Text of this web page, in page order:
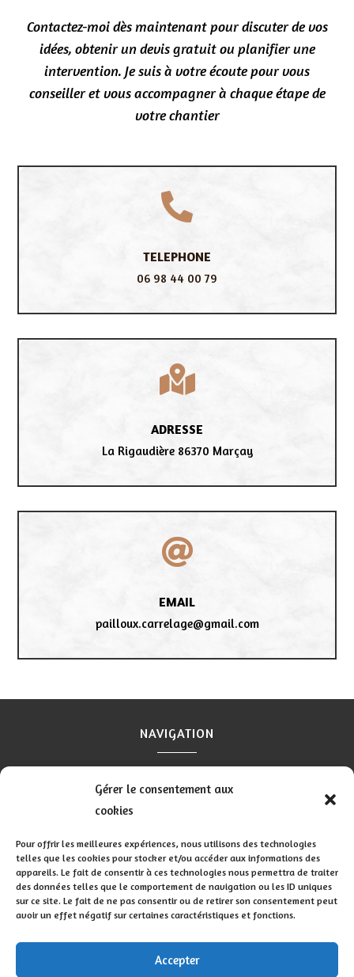
Gérer le consentement aux
cookies
Pour offrir les meilleures expériences, nous utilisons des technologies
telles que les cookies pour stocker et/ou accéder aux informations des
appareils. Le fait de consentir à ces technologies nous permettra de traiter
des données telles que le comportement de navigation ou les ID uniques
sur ce site. Le fait de ne pas consentir ou de retirer son consentement peut
avoir un effet négatif sur certaines caractéristiques et fonctions.
Accepter
Contactez-moi dès maintenant pour discuter de vos
idées, obtenir un devis gratuit ou planifier une
intervention. Je suis à votre écoute pour vous
conseiller et vous accompagner à chaque étape de
votre chantier

TELEPHONE
06 98 44 00 79

ADRESSE
La Rigaudière 86370 Marçay

EMAIL
pailloux.carrelage@gmail.com
NAVIGATION
Contact
RÉALISATION